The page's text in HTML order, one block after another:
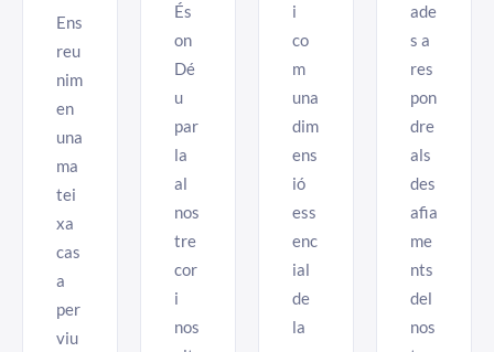
Ens
reu
nim
en
una
ma
tei
xa
cas
a
per
viu
És
on
Dé
u
par
la
al
nos
tre
cor
i
nos
i
co
m
una
dim
ens
ió
ess
enc
ial
de
la
ade
s a
res
pon
dre
als
des
afia
me
nts
del
nos